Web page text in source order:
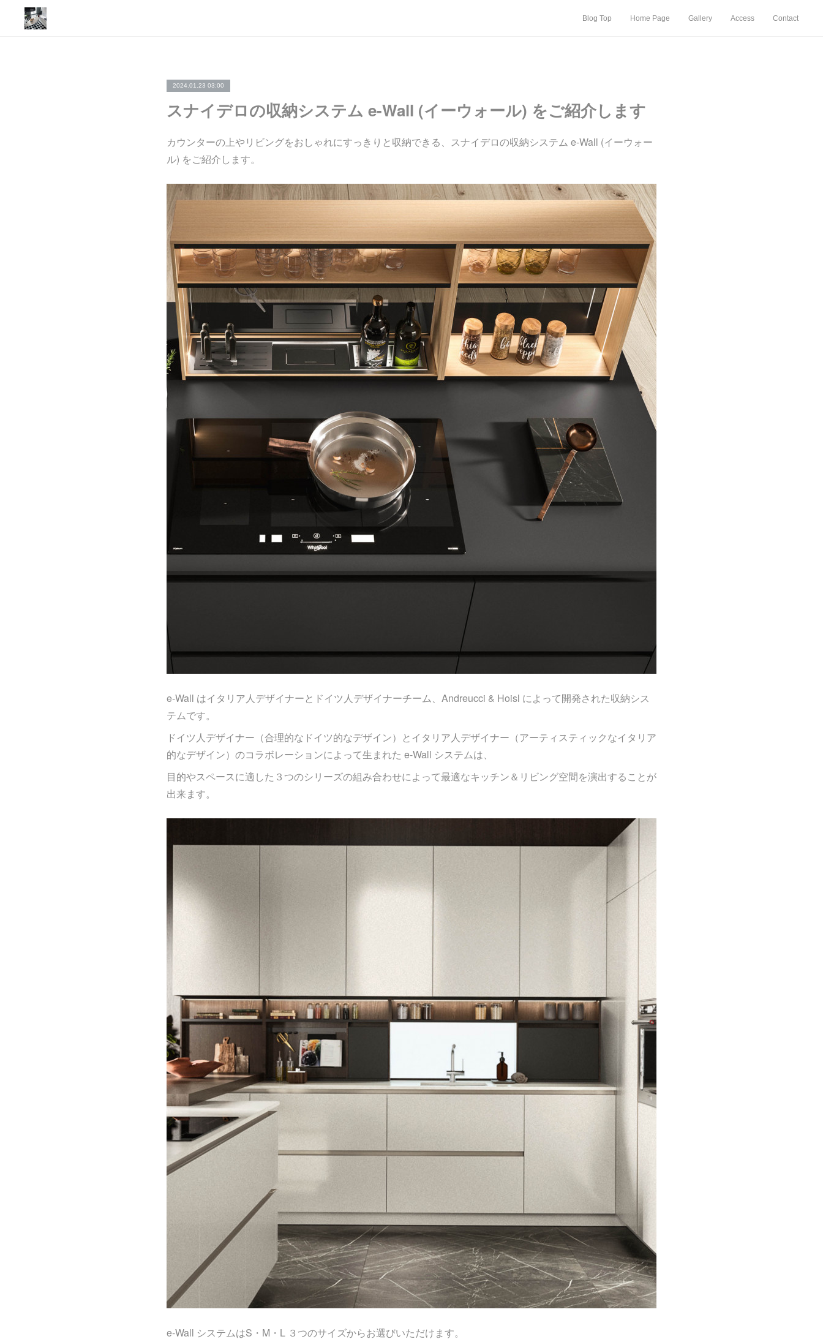
Blog Top Home Page Gallery Access Contact
2024.01.23 03:00
スナイデロの収納システム e-Wall (イーウォール) をご紹介します
カウンターの上やリビングをおしゃれにすっきりと収納できる、スナイデロの収納システム e-Wall (イーウォー
ル) をご紹介します。
e-Wall はイタリア人デザイナーとドイツ人デザイナーチーム、Andreucci & Hoisl によって開発された収納シス
テムです。
ドイツ人デザイナー（合理的なドイツ的なデザイン）とイタリア人デザイナー（アーティスティックなイタリア
的なデザイン）のコラボレーションによって生まれた e-Wall システムは、
目的やスペースに適した３つのシリーズの組み合わせによって最適なキッチン＆リビング空間を演出することが
出来ます。
e-Wall システムはS・M・L ３つのサイズからお選びいただけます。